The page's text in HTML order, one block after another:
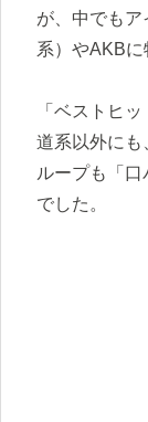
が、中でも
系）やAKBに
「ベストヒ
道系以外にも
ループも「
でした。